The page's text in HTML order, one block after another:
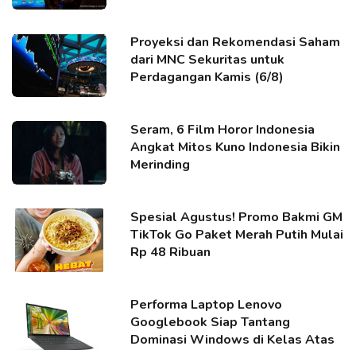
Proyeksi dan Rekomendasi Saham
dari MNC Sekuritas untuk
Perdagangan Kamis (6/8)
Seram, 6 Film Horor Indonesia
Angkat Mitos Kuno Indonesia Bikin
Merinding
Spesial Agustus! Promo Bakmi GM
TikTok Go Paket Merah Putih Mulai
Rp 48 Ribuan
Performa Laptop Lenovo
Googlebook Siap Tantang
Dominasi Windows di Kelas Atas